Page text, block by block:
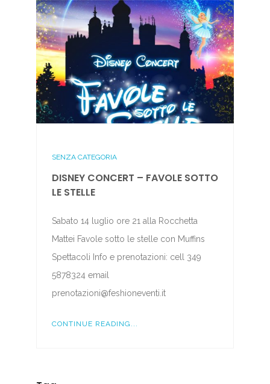
SENZA CATEGORIA
DISNEY CONCERT – FAVOLE SOTTO
LE STELLE
Sabato 14 luglio ore 21 alla Rocchetta
Mattei Favole sotto le stelle con Muffins
Spettacoli Info e prenotazioni: cell 349
5878324 email
prenotazioni@feshioneventi.it
CONTINUE READING...